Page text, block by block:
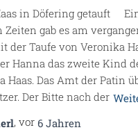
in Döfering getauft
Zeiten gab es am
der Taufe von Veronika
Hanna das zweite Kind
Haas. Das Amt der Patin
Der Bitte nach der
, vor 6 Jahren